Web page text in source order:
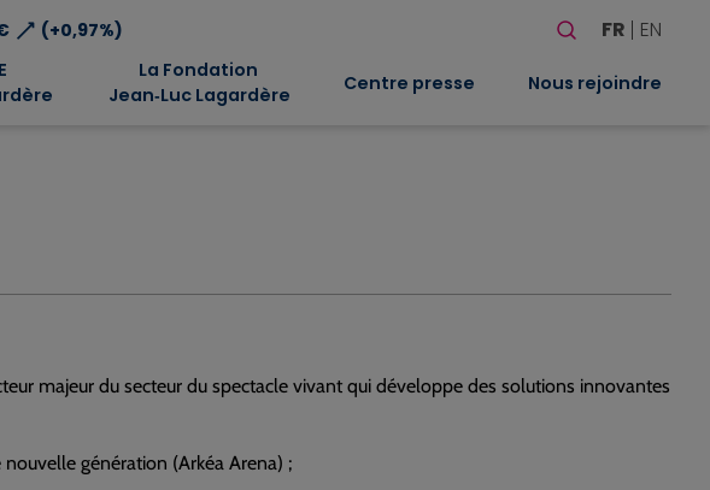
⟶ (+0,97%)
Rechercher
FR EN
La Fondation
Jean‑Luc Lagardère
Centre presse Nous rejoindre
majeur du secteur du spectacle vivant qui développe des solutions innovantes
génération (Arkéa Arena) ;